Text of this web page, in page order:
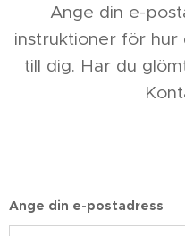
Ange din e-
instruktioner för
till dig. Har du
Ange din e-postadress